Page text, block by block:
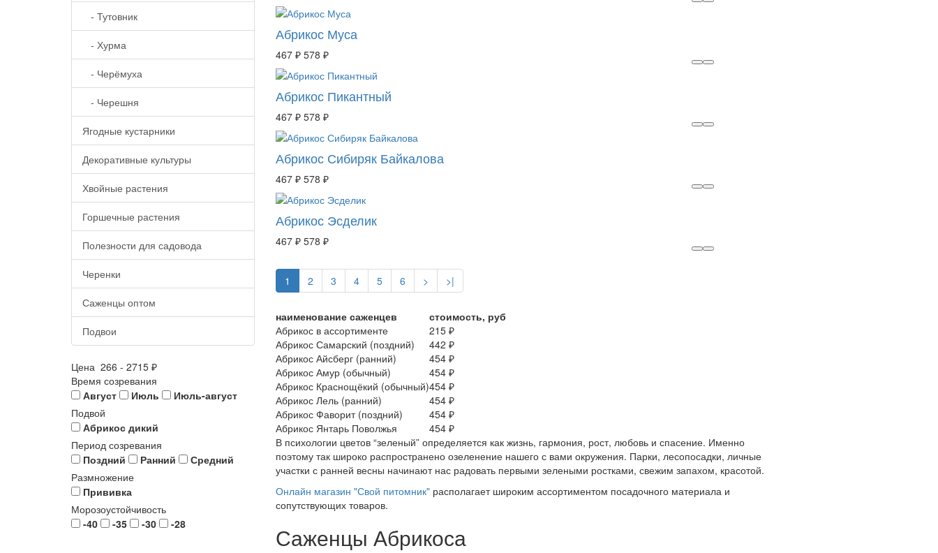
- Тутовник
- Хурма
- Черёмуха
- Черешня
Ягодные кустарники
Декоративные культуры
Хвойные растения
Горшечные растения
Полезности для садовода
Черенки
Саженцы оптом
Подвои
Цена 266 - 2715 ₽
Время созревания
Август
Июль
Июль-август
Подвой
Абрикос дикий
Период созревания
Поздний
Ранний
Средний
Размножение
Прививка
Морозоустойчивость
-40
-35 -30 -28
Абрикос Муса
467 ₽ 578 ₽
Абрикос Пикантный
467 ₽ 578 ₽
Абрикос Сибиряк Байкалова
467 ₽ 578 ₽
Абрикос Эсделик
467 ₽ 578 ₽
1 2 3 4 5 6 > >|
наименование саженцев
стоимость, руб
Абрикос в ассортименте
215 ₽
Абрикос Самарский (поздний)
442 ₽
Абрикос Айсберг (ранний)
454 ₽
Абрикос Амур (обычный)
454 ₽
Абрикос Краснощёкий (обычный)454 ₽
Абрикос Лель (ранний)
454 ₽
Абрикос Фаворит (поздний)
454 ₽
Абрикос Янтарь Поволжья
454 ₽
В психологии цветов “зеленый” определяется как жизнь, гармония, рост, любовь и спасение. Именно
поэтому так широко распространено озеленение нашего с вами окружения. Парки, лесопосадки, личные
участки с ранней весны начинают нас радовать первыми зелеными ростками, свежим запахом, красотой.
Онлайн магазин "Свой питомник"располагает широким ассортиментом посадочного материала и
сопутствующих товаров.
Саженцы Абрикоса